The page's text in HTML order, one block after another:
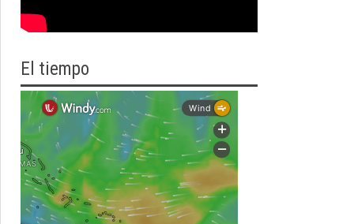
El tiempo